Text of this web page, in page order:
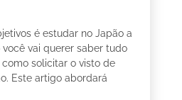
é estudar no Japão a
vai querer saber tudo
solicitar o visto de
Este artigo abordará